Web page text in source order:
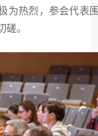
为热烈，参会代表
。